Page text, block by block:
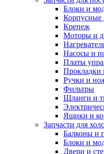
Блоки и
Корпусные
Крепеж
Моторы и
Насосы и
Платы
Прокладки
Ручки и
Фильтры
Шланги и
Ящики и
Запчасти для
Балконы и
Блоки и
Двери и